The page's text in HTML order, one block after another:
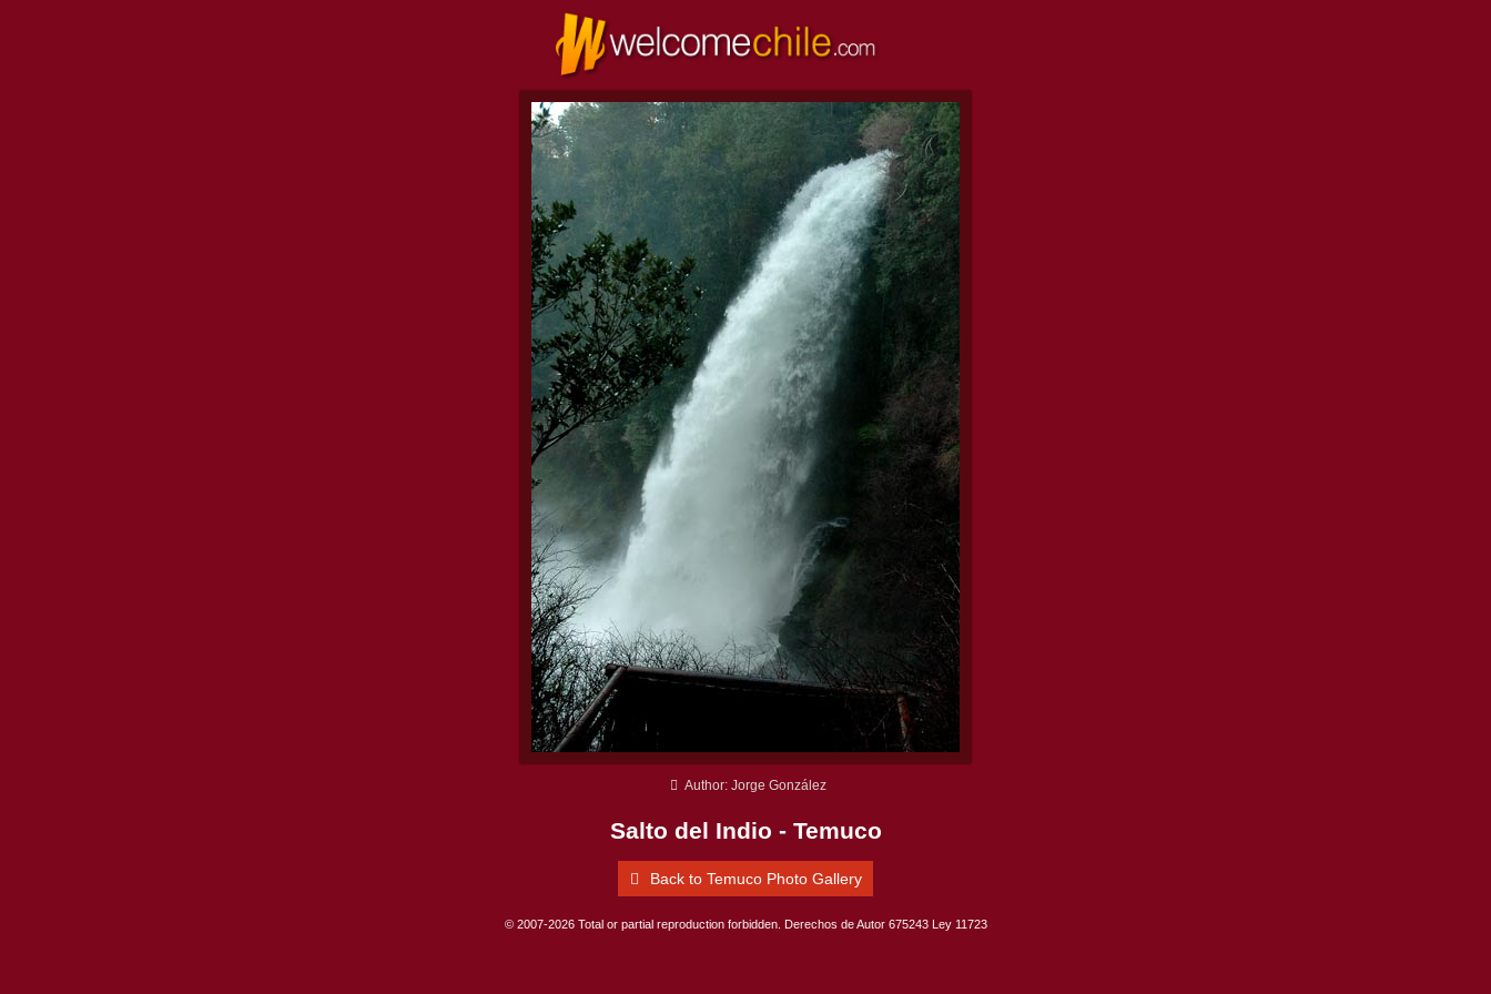
Author: Jorge González
Salto del Indio - Temuco
Back to Temuco Photo Gallery
© 2007-2026 Total or partial reproduction forbidden. Derechos de Autor 675243 Ley 11723